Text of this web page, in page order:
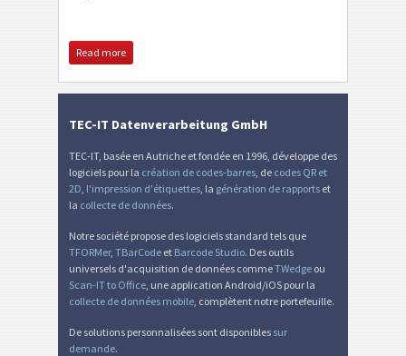
Read more
TEC-IT Datenverarbeitung GmbH
TEC-IT, basée en Autriche et fondée en 1996, développe des
logiciels pour la création de codes-barres, de codes QR et
2D, l'impression d'étiquettes, la génération de rapports et
la collecte de données.
Notre société propose des logiciels standard tels que
TFORMer, TBarCode et Barcode Studio. Des outils
universels d'acquisition de données commeTWedge ou
Scan-IT to Office, une application Android/iOS pour la
collecte de données mobile, complètent notre portefeuille.
De solutions personnalisées sont disponibles sur
demande.